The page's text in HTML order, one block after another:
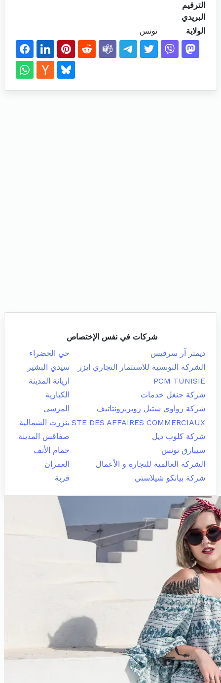
الترقيم
البريدي
الولاية
تونس
شركات في نفس الإختصاص
ديمتر آر سرفيس
حي الخضراء
الشركة التونسية للاستثمار التجاري ايزر
سيدي البشير
PCM TUNISIE
اريانة المدينة
شركة جنغل خدمات
الكبارية
شركة زواوي ستيل روبريزونتاتيف
المرسى
STE DES AFFAIRES COMMERCIAUX بنزرت الشمالية
شركة كلوب ديل
صفاقس المدينة
سيبارق تونس
حمام الأنف
الشركة العالمية للتجارة و الأعمال
العمران
شركة بيانكو شيلاستي
قربة